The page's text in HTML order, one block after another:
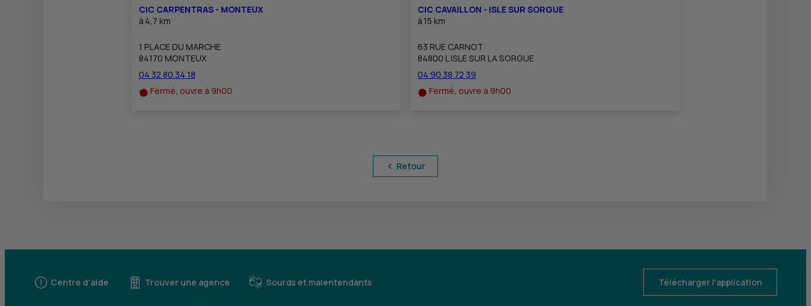
CIC CARPENTRAS - MONTEUX
à 4,7 km
1 PLACE DU MARCHE
84170 MONTEUX
04 32 80 34 18
Fermé, ouvre à 9h00
CIC CAVAILLON - ISLE SUR SORGUE
à 15 km
63 RUE CARNOT
84800 L ISLE SUR LA SORGUE
04 90 38 72 39
Fermé, ouvre à 9h00
Retour
Centre d'aide Trouver une agence Sourds et malentendants Télécharger l'application